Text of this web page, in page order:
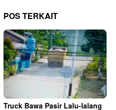
POS TERKAIT
Truck Bawa Pasir Lalu-lalang